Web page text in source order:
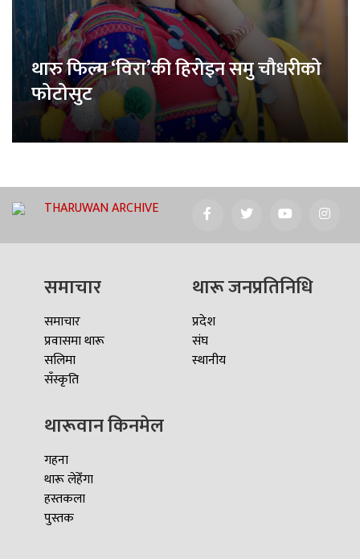
थारु फिल्म ‘विरा’की हिरोइन समु चौधरीको
फोटोसुट
THARUWAN ARCHIVE
समाचार
समाचार
प्रवासमा थारू
सलिमा
सँस्कृति
थारू जनप्रतिनिधि
प्रदेश
संघ
स्थानीय
थारूवान किनमेल
गहना
थारू लेहेँगा
हस्तकला
पुस्तक